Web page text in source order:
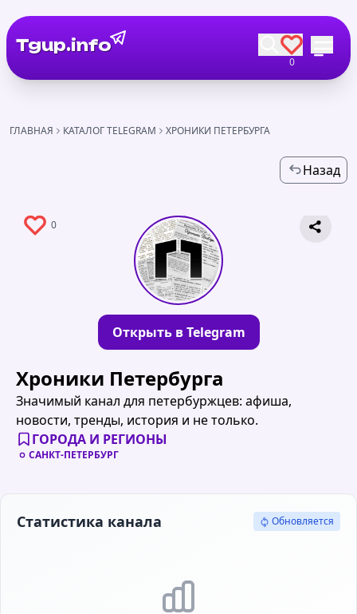
Tgup.info
0
ГЛАВНАЯ КАТАЛОГ TELEGRAM ХРОНИКИ ПЕТЕРБУРГА
Назад
0
Открыть в Telegram
Хроники Петербурга
Значимый канал для петербуржцев: афиша,
новости, тренды, история и не только.
ГОРОДА И РЕГИОНЫ
САНКТ-ПЕТЕРБУРГ
Статистика канала Обновляется